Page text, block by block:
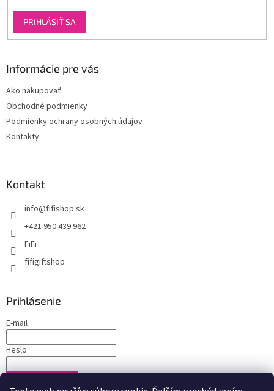
PRIHLÁSIŤ SA
Informácie pre vás
Ako nakupovať
Obchodné podmienky
Podmienky ochrany osobných údajov
Kontakty
Kontakt
info@fifishop.sk
+421 950 439 962
FiFi
fifigiftshop
Prihlásenie
E-mail
Heslo